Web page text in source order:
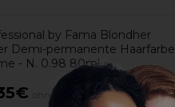
by Fama Blondher
Demi-permanente Haarfarbe
- N. 0.98 80ml
ohne MwSt.